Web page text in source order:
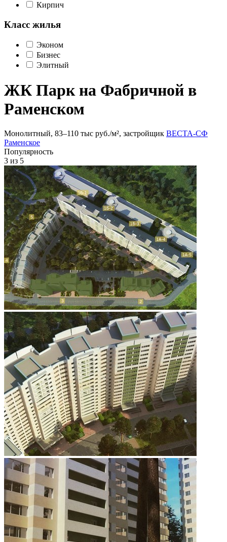
Кирпич
Класс жилья
Эконом
Бизнес
Элитный
ЖК Парк на Фабричной в
Раменском
Монолитный, 83‒110 тыс руб./м², застройщик ВЕСТА-СФ
Раменское
Популярность
3 из 5